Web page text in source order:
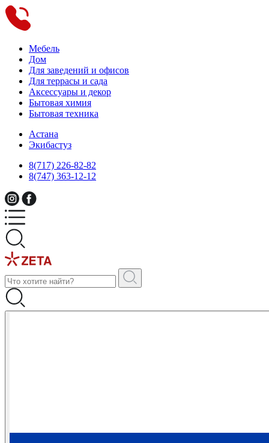
Мебель
Дом
Для заведений и офисов
Для террасы и сада
Аксессуары и декор
Бытовая химия
Бытовая техника
Астана
Экибастуз
8(717) 226-82-82
8(747) 363-12-12